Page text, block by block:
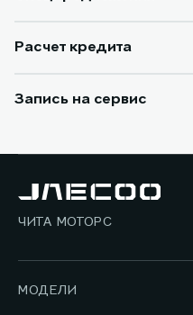
Расчет кредита
Запись на сервис
ЧИТА МОТОРС
МОДЕЛИ